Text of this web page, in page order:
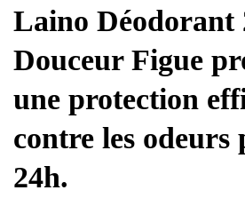
Laino Déodorant
Douceur Figue
une protection
contre les odeurs
24h.